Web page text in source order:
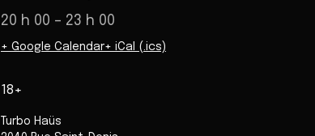
20 h 00 – 23 h 00
+ Google Calendar+ iCal (.ics)
18+
Turbo Haüs